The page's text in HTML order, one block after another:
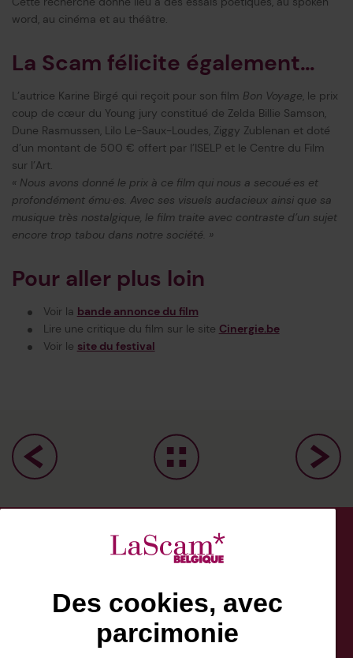
word, au cinéma et au théâtre.
La Scam félicite également…
L’autrice Karine Birgé qui reçoit pour son film Bon Voyage, le prix
coup de cœur du Young jury constitué de Zelda Billie Samson,
Dune Rasmussen, Lilo Le-Saux-Loudes, Ziggy Zublenan et doté
d’un montant de 500 € offert par l’ISELP et le Centre du Film
sur l’Art.
« Nous avons donné le prix à ce film qui nous a secoué·es et
profondément ému·es. Avec ses visuels audacieux ainsi que sa
musique très nostalgique, le film traite avec contraste d’un sujet
encore trop tabou dans notre société. »
Pour aller plus loin
Voir la bande annonce du film
Lire une critique du film sur le site Cinergie.be
Voir le site du festival
BlueskyLinkedin
Instagram
NewsLetter
Des cookies, avec
parcimonie